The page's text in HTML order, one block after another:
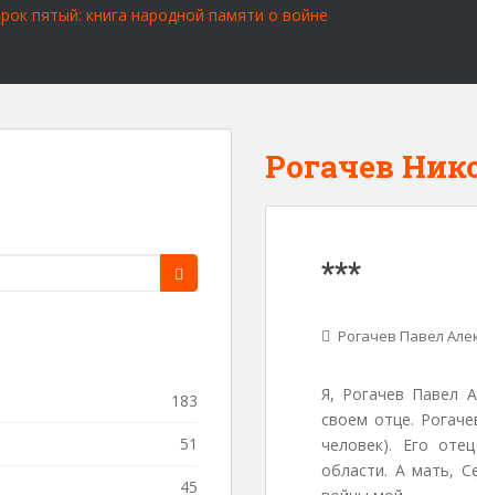
Рогачев
***
Рогачев Павел
Я, Рогачев Павел
своем отце.
человек). Его
области. А мать,
183
51
45